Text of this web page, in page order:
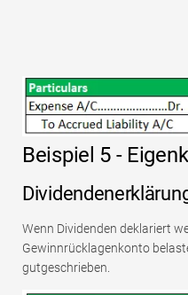
Beispiel 5 -
Wenn Dividenden deklariert
Gewinnrücklagenkonto
gutgeschrieben.